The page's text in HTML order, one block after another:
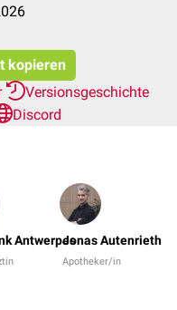
kopieren
Versionsgeschichte
Discord
AntwerpesJonas Autenrieth
Apotheker/in